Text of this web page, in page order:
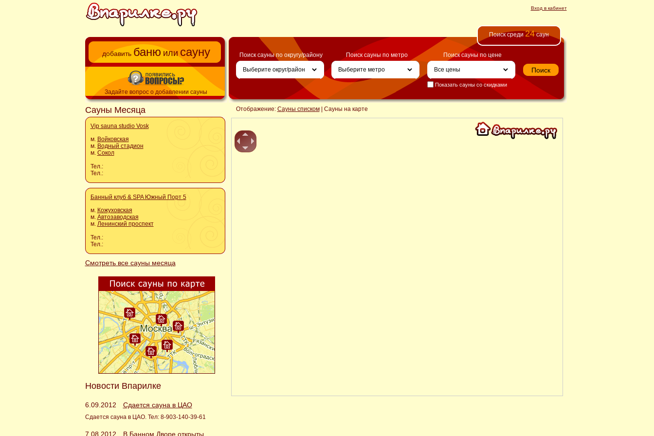
Вход в кабинет
добавить баню или сауну
Задайте вопрос о добавлении сауны
Сауны Месяца
Vip sauna studio Vosk
м. Войковская
м. Водный стадион
м. Сокол
Тел.:
Тел.:
Банный клуб & SPA Южный Порт 5
м. Кожуховская
м. Автозаводская
м. Ленинский проспект
Тел.:
Тел.:
Смотреть все сауны месяца
Новости Впарилке
6.09.2012 Сдается сауна в ЦАО
Сдается сауна в ЦАО. Тел: 8-903-140-39-61
7.08.2012 В Банном Дворе открыты
Поиск среди 24саун
Поиск сауны по округу/району Поиск сауны по метро Поиск сауны по цене
Показать сауны со скидками
Отображение: Сауны списком| Сауны на карте